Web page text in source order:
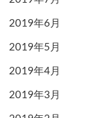
2019年6月
2019年5月
2019年4月
2019年3月